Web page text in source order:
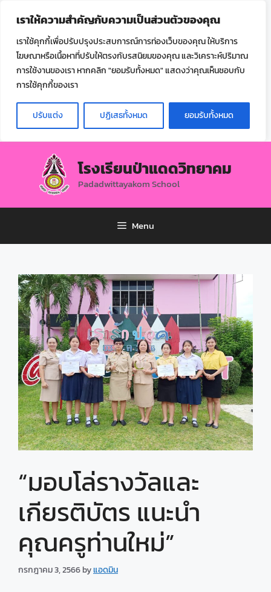
เราให้ความสำคัญกับความเป็นส่วนตัวของคุณ
เราใช้คุกกี้เพื่อปรับปรุงประสบการณ์การท่องเว็บของคุณ ให้บริการ
โฆษณาหรือเนื้อหาที่ปรับให้ตรงกับรสนิยมของคุณ และวิเคราะห์ปริมาณ
การใช้งานของเรา หากคลิก "ยอมรับทั้งหมด" แสดงว่าคุณเห็นชอบกับ
การใช้คุกกี้ของเรา
ปรับแต่ง ปฏิเสธทั้งหมด ยอมรับทั้งหมด
โรงเรียนป่าแดดวิทยาคม
Padadwittayakom School
Menu
“มอบโล่รางวัลและ
เกียรติบัตร แนะนำ
คุณครูท่านใหม่”
กรกฎาคม 3, 2566byแอดมิน